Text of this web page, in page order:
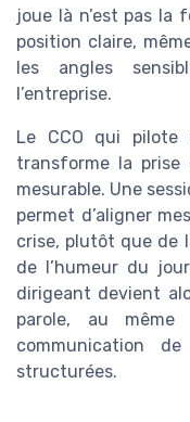
joue là n’est pas la
position claire,
les angles
l’entreprise.
Le CCO qui pilote
transforme la
mesurable. Une
permet d’aligner
crise, plutôt que de
de l’humeur du
dirigeant devient
parole, au
communication
structurées.